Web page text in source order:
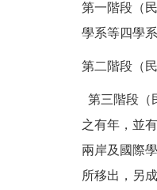
第一階段（
學系等四學
第二階段（
第三階段（
之有年，並
兩岸及國際
所移出，另